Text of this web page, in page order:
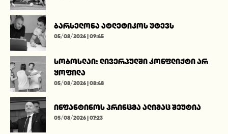
ბარსელონა ატლეტიკოს უტევს
05/08/2026 | 09:45
სობოსლაი: ლივერპულში კონფლიქტი არ
ყოფილა
05/08/2026 | 08:48
ინფანტინოს პრინცმა ალიმაც შეუტია
05/08/2026 | 07:23